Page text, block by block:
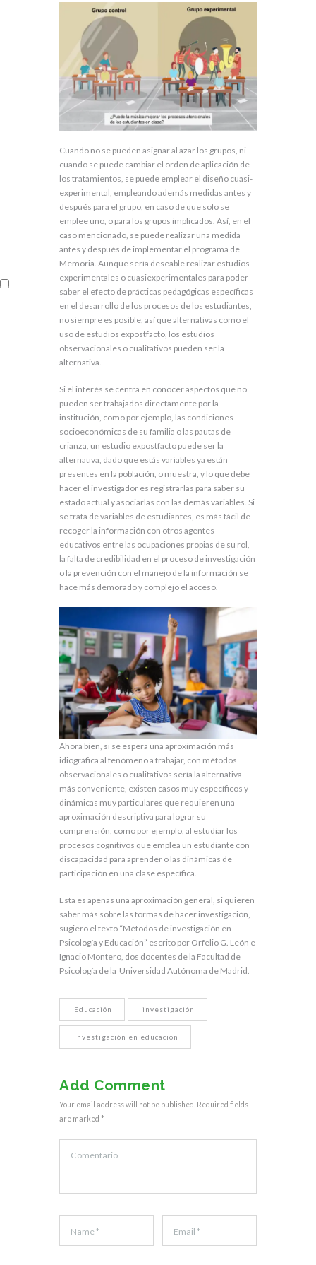
Cuando no se pueden asignar al azar los grupos, ni
cuando se puede cambiar el orden de aplicación de
los tratamientos, se puede emplear el diseño cuasi-
experimental, empleando además medidas antes y
después para el grupo, en caso de que solo se
emplee uno, o para los grupos implicados. Así, en el
caso mencionado, se puede realizar una medida
antes y después de implementar el programa de
Memoria. Aunque sería deseable realizar estudios
experimentales o cuasiexperimentales para poder
saber el efecto de prácticas pedagógicas específicas
en el desarrollo de los procesos de los estudiantes,
no siempre es posible, así que alternativas como el
uso de estudios expostfacto, los estudios
observacionales o cualitativos pueden ser la
alternativa.
Si el interés se centra en conocer aspectos que no
pueden ser trabajados directamente por la
institución, como por ejemplo, las condiciones
socioeconómicas de su familia o las pautas de
crianza, un estudio expostfacto puede ser la
alternativa, dado que estás variables ya están
presentes en la población, o muestra, y lo que debe
hacer el investigador es registrarlas para saber su
estado actual y asociarlas con las demás variables. Si
se trata de variables de estudiantes, es más fácil de
recoger la información con otros agentes
educativos entre las ocupaciones propias de su rol,
la falta de credibilidad en el proceso de investigación
o la prevención con el manejo de la información se
hace más demorado y complejo el acceso.
Ahora bien, si se espera una aproximación más
idiográfica al fenómeno a trabajar, con métodos
observacionales o cualitativos sería la alternativa
más conveniente, existen casos muy específicos y
dinámicas muy particulares que requieren una
aproximación descriptiva para lograr su
comprensión, como por ejemplo, al estudiar los
procesos cognitivos que emplea un estudiante con
discapacidad para aprender o las dinámicas de
participación en una clase específica.
Esta es apenas una aproximación general, si quieren
saber más sobre las formas de hacer investigación,
sugiero el texto “Métodos de investigación en
Psicología y Educación” escrito por Orfelio G. León e
Ignacio Montero, dos docentes de la Facultad de
Psicología de la Universidad Autónoma de Madrid.
Educación investigación
Investigación en educación
Add Comment
Your email address will not be published. Required fields
are marked *